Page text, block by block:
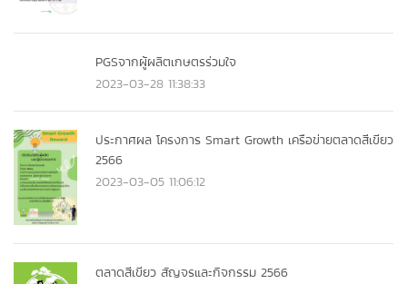
PGSจากผู้ผลิตเกษตรร่วมใจ
2023-03-28 11:38:33
ประกาศผล โครงการ Smart Growth เครือข่ายตลาดสีเขียว
2566
2023-03-05 11:06:12
ตลาดสีเขียว สัญจรและกิจกรรม 2566